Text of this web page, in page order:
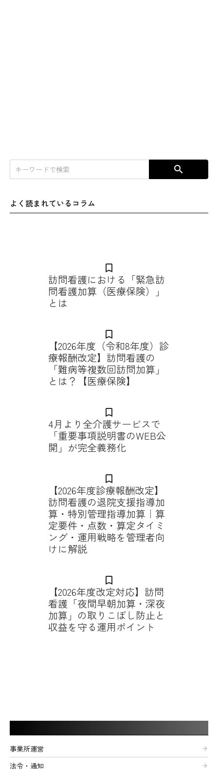
search
よく読まれているコラム
bookmark_border
訪問看護における「緊急訪
問看護加算（医療保険）」
とは
bookmark_border
【2026年度（令和8年度）診
療報酬改定】訪問看護の
「難病等複数回訪問加算」
とは？【医療保険】
bookmark_border
4月より全介護サービスで
「重要事項説明書のWEB公
開」が完全義務化
bookmark_border
【2026年度診療報酬改定】
訪問看護の退院支援指導加
算・特別管理指導加算｜算
定要件・点数・算定タイミ
ング・運用戦略を管理者向
けに解説
bookmark_border
【2026年度改定対応】訪問
看護「夜間早朝加算・深夜
加算」の取りこぼし防止と
収益を守る運用ポイント
事業所運営 arrow_forward
法令・通知 arrow_forward